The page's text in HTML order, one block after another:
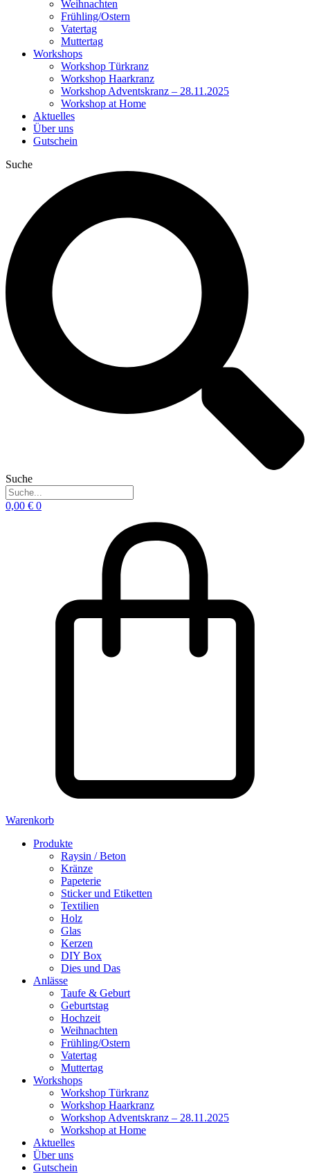
Weihnachten
Frühling/Ostern
Vatertag
Muttertag
Workshops
Workshop Türkranz
Workshop Haarkranz
Workshop Adventskranz – 28.11.2025
Workshop at Home
Aktuelles
Über uns
Gutschein
Suche
Suche
0,00 € 0
Warenkorb
Produkte
Raysin / Beton
Kränze
Papeterie
Sticker und Etiketten
Textilien
Holz
Glas
Kerzen
DIY Box
Dies und Das
Anlässe
Taufe & Geburt
Geburtstag
Hochzeit
Weihnachten
Frühling/Ostern
Vatertag
Muttertag
Workshops
Workshop Türkranz
Workshop Haarkranz
Workshop Adventskranz – 28.11.2025
Workshop at Home
Aktuelles
Über uns
Gutschein